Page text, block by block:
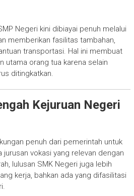
Negeri kini dibiayai penuh melalui
memberikan fasilitas tambahan,
transportasi. Hal ini membuat
utama orang tua karena selain
ditingkatkan.
Kejuruan Negeri
penuh dari pemerintah untuk
vokasi yang relevan dengan
lulusan SMK Negeri juga lebih
kerja, bahkan ada yang difasilitasi